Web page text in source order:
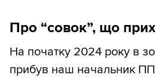
Про “совок”, що
На початку 2024 року в
прибув наш начальник